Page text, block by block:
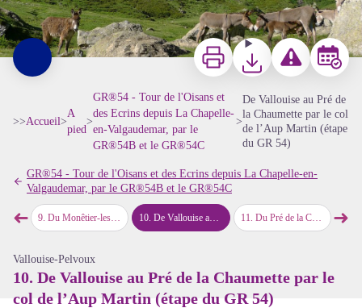
Voir l'image en plein écran
ImprimerTéléchargerSignaler unRéserver
>>Accueil>
A
pied
>
GR®54 - Tour de l'Oisans et
des Ecrins depuis La Chapelle-
en-Valgaudemar, par le
GR®54B et le GR®54C
>
De Vallouise au Pré de
la Chaumette par le col
de l’Aup Martin (étape
du GR 54)
GR®54 - Tour de l'Oisans et des Ecrins depuis La Chapelle-en-
Valgaudemar, par le GR®54B et le GR®54C
➜Étape précédente
9. Du Monêtier-les-Bains à Vallouise par le col de l’Eychauda (étape du GR 54) 10.De Vallouise au Pré de la Chaumette par le col de l’Aup Martin (étape du GR 54) 11. Du Pré de la Chaumette au lac de Vallonpierre (étape du GR 54) 12
➜
Vallouise-Pelvoux
10. De Vallouise au Pré de la Chaumette par le
col de l’Aup Martin (étape du GR 54)